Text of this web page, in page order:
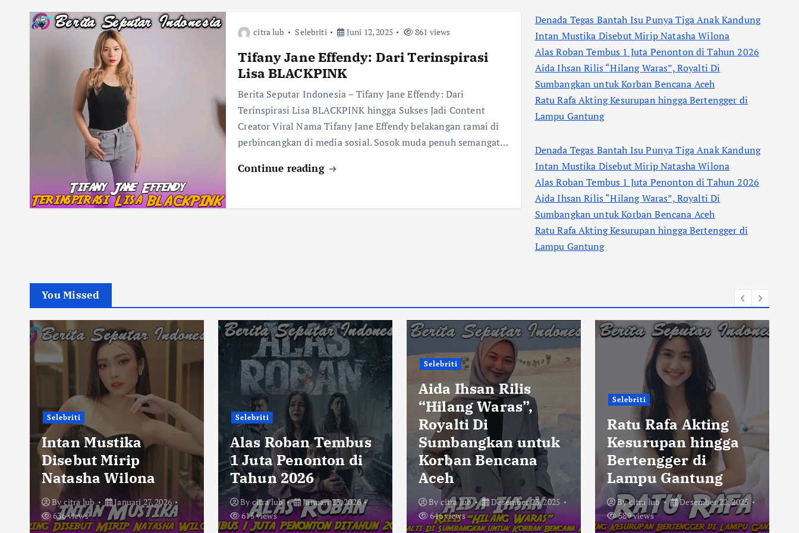
citra lub Selebriti Juni 12, 2025 861 views
Tifany Jane Effendy: Dari Terinspirasi
Lisa BLACKPINK
Berita Seputar Indonesia – Tifany Jane Effendy: Dari
Terinspirasi Lisa BLACKPINK hingga Sukses Jadi Content
Creator Viral Nama Tifany Jane Effendy belakangan ramai di
perbincangkan di media sosial. Sosok muda penuh semangat…
Continue reading
Denada Tegas Bantah Isu Punya Tiga Anak Kandung
Intan Mustika Disebut Mirip Natasha Wilona
Alas Roban Tembus 1 Juta Penonton di Tahun 2026
Aida Ihsan Rilis “Hilang Waras”, Royalti Di
Sumbangkan untuk Korban Bencana Aceh
Ratu Rafa Akting Kesurupan hingga Bertengger di
Lampu Gantung
Denada Tegas Bantah Isu Punya Tiga Anak Kandung
Intan Mustika Disebut Mirip Natasha Wilona
Alas Roban Tembus 1 Juta Penonton di Tahun 2026
Aida Ihsan Rilis “Hilang Waras”, Royalti Di
Sumbangkan untuk Korban Bencana Aceh
Ratu Rafa Akting Kesurupan hingga Bertengger di
Lampu Gantung
You Missed
Selebriti
Intan Mustika
Disebut Mirip
Natasha Wilona
By citra lub
Januari 27, 2026
636 views
Selebriti
Alas Roban Tembus
1 Juta Penonton di
Tahun 2026
By citra lub
Januari 23, 2026
615 views
Selebriti
Aida Ihsan Rilis
“Hilang Waras”,
Royalti Di
Sumbangkan untuk
Korban Bencana
Aceh
By citra lub
Desember 23, 2025
646 views
Selebriti
Ratu Rafa Akting
Kesurupan hingga
Bertengger di
Lampu Gantung
Bycitra lub
Desember 22, 2025
589 views